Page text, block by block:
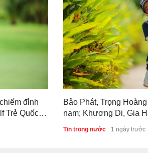
đỉnh
Trẻ Quốc
Bảo Phát, Trọng
nam; Khương Di, Gia
bảng nữ sau vòng 1
Quốc gia 2026
Tin trong nước 1 ngày trước